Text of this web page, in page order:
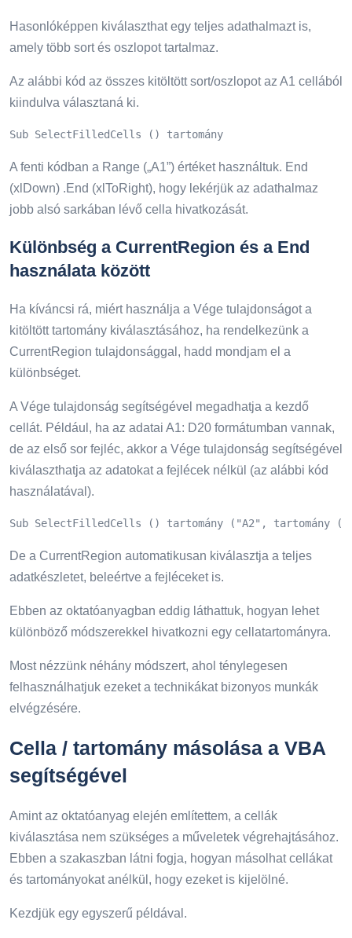
Hasonlóképpen kiválaszthat egy teljes adathalmazt is,
amely több sort és oszlopot tartalmaz.
Az alábbi kód az összes kitöltött sort/oszlopot az A1 cellából
kiindulva választaná ki.
Sub SelectFilledCells () tartomány
A fenti kódban a Range („A1”) értéket használtuk. End
(xlDown) .End (xlToRight), hogy lekérjük az adathalmaz
jobb alsó sarkában lévő cella hivatkozását.
Különbség a CurrentRegion és a End
használata között
Ha kíváncsi rá, miért használja a Vége tulajdonságot a
kitöltött tartomány kiválasztásához, ha rendelkezünk a
CurrentRegion tulajdonsággal, hadd mondjam el a
különbséget.
A Vége tulajdonság segítségével megadhatja a kezdő
cellát. Például, ha az adatai A1: D20 formátumban vannak,
de az első sor fejléc, akkor a Vége tulajdonság segítségével
kiválaszthatja az adatokat a fejlécek nélkül (az alábbi kód
használatával).
Sub SelectFilledCells () tartomány ("A2", tartomány
De a CurrentRegion automatikusan kiválasztja a teljes
adatkészletet, beleértve a fejléceket is.
Ebben az oktatóanyagban eddig láthattuk, hogyan lehet
különböző módszerekkel hivatkozni egy cellatartományra.
Most nézzünk néhány módszert, ahol ténylegesen
felhasználhatjuk ezeket a technikákat bizonyos munkák
elvégzésére.
Cella / tartomány másolása a VBA
segítségével
Amint az oktatóanyag elején említettem, a cellák
kiválasztása nem szükséges a műveletek végrehajtásához.
Ebben a szakaszban látni fogja, hogyan másolhat cellákat
és tartományokat anélkül, hogy ezeket is kijelölné.
Kezdjük egy egyszerű példával.